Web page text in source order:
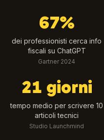
67%
dei professionisti cerca info
fiscali su ChatGPT
Gartner 2024
21 giorni
tempo medio per scrivere 10
articoli tecnici
Studio Launchmind